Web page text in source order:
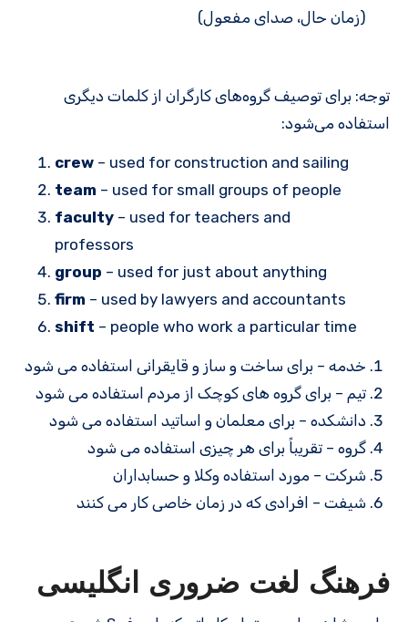
(زمان حال، صدای مفعول)
توجه: برای توصیف گروه‌های کارگران از کلمات دیگری
استفاده می‌شود:
crew – used for construction and sailing
team – used for small groups of people
faculty – used for teachers and
professors
group – used for just about anything
firm – used by lawyers and accountants
shift – people who work a particular time
خدمه – برای ساخت و ساز و قایقرانی استفاده می شود
تیم – برای گروه های کوچک از مردم استفاده می شود
دانشکده – برای معلمان و اساتید استفاده می شود
گروه – تقریباً برای هر چیزی استفاده می شود
شرکت – مورد استفاده وکلا و حسابداران
شیفت – افرادی که در زمان خاصی کار می کنند
فرهنگ لغت ضروری انگلیسی